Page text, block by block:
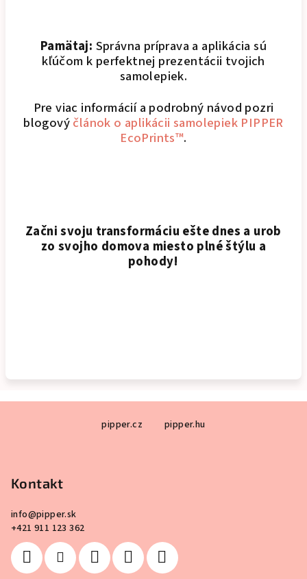
Pamätaj: Správna príprava a aplikácia sú
kľúčom k perfektnej prezentácii tvojich
samolepiek.
Pre viac informácií a podrobný návod pozri
blogovýčlánok o aplikácii samolepiek PIPPER
EcoPrints™.
Začni svoju transformáciu ešte dnes a urob
zo svojho domova miesto plné štýlu a
pohody!
pipper.cz pipper.hu
Kontakt
info@pipper.sk
+421 911 123 362